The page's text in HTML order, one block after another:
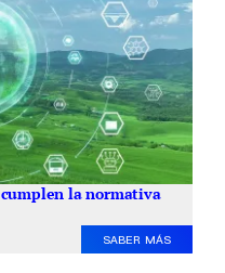
cumplen la normativa
SABER MÁS